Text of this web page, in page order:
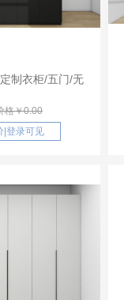
制衣柜/五门/无
格￥0.00
登录可见